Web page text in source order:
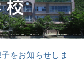
をお知らせしま